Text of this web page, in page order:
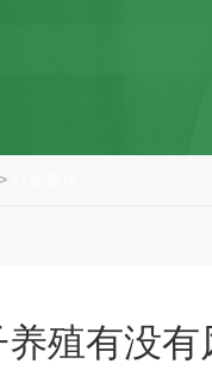
养殖有没